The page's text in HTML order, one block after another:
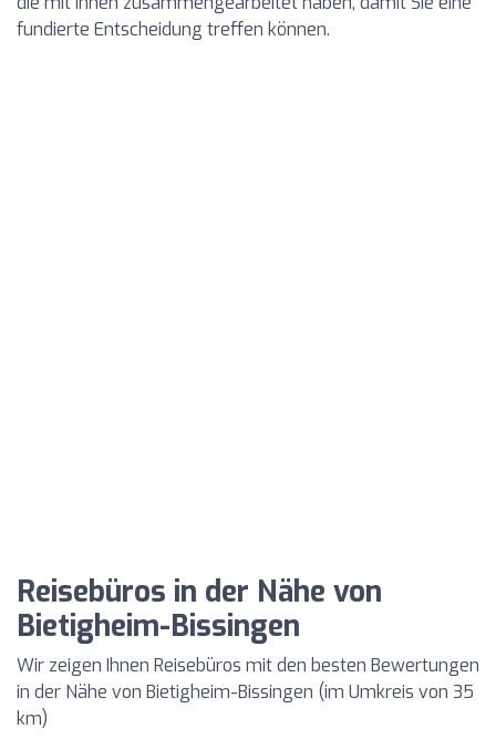
fundierte Entscheidung treffen können.
Reisebüros in der Nähe von
Bietigheim-Bissingen
Wir zeigen Ihnen Reisebüros mit den besten Bewertungen
in der Nähe von Bietigheim-Bissingen (im Umkreis von 35
km)